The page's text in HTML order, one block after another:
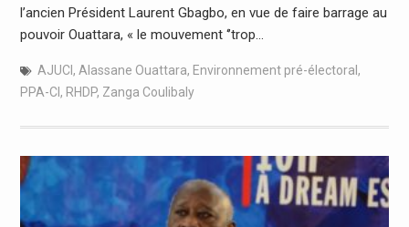
l’ancien Président Laurent Gbagbo, en vue de faire barrage au
pouvoir Ouattara, « le mouvement ‘’trop…
AJUCI , Alassane Ouattara, Environnement pré-électoral ,
PPA-CI , RHDP, Zanga Coulibaly